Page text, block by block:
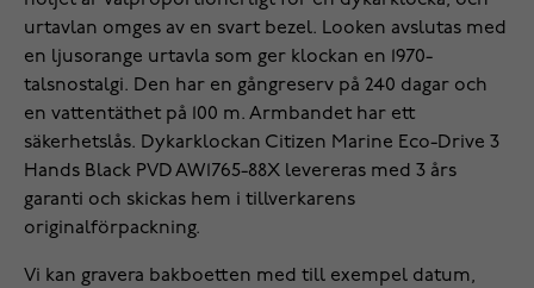
urtavlan omges av en svart bezel. Looken avslutas med
en ljusorange urtavla som ger klockan en 1970-
talsnostalgi. Den har en gångreserv på 240 dagar och
en vattentäthet på 100 m. Armbandet har ett
säkerhetslås. Dykarklockan Citizen Marine Eco-Drive 3
Hands Black PVD AW1765-88X levereras med 3 års
garanti och skickas hem i tillverkarens
originalförpackning.
Vi kan gravera bakboetten med till exempel datum,